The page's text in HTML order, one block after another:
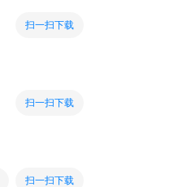
扫一扫下载
扫一扫下载
扫一扫下载